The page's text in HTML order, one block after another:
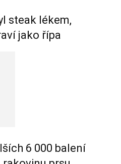
steak lékem,
jako řípa
6 000 balení